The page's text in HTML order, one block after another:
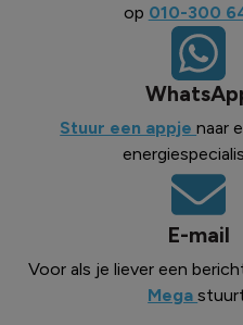
op 010-300
Stuur een appjenaar
E-mail
Voor als je liever een
Mega